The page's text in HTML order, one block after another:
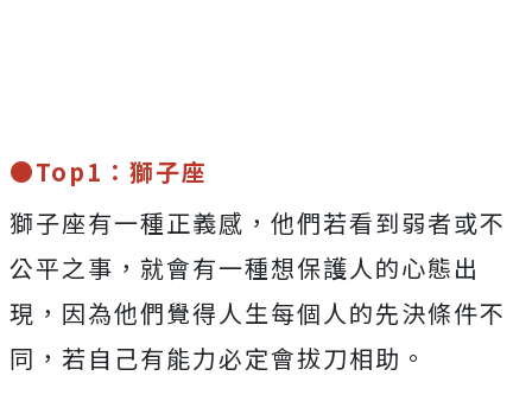
●Top1：獅子座
獅子座有一種正義感，他們若看到弱者或不
公平之事，就會有一種想保護人的心態出
現，因為他們覺得人生每個人的先決條件不
同，若自己有能力必定會拔刀相助。